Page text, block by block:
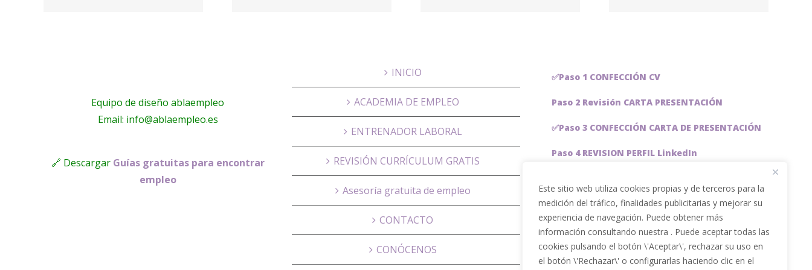
Este sitio web utiliza cookies propias y de terceros para la
medición del tráfico, finalidades publicitarias y mejorar su
experiencia de navegación. Puede obtener más
información consultando nuestra . Puede aceptar todas las
cookies pulsando el botón \'Aceptar\', rechazar su uso en
el botón \'Rechazar\' o configurarlas haciendo clic en el
Equipo de diseño ablaempleo
Email: info@ablaempleo.es
🔗 Descargar Guías gratuitas para encontrar
empleo
INICIO
ACADEMIA DE EMPLEO
ENTRENADOR LABORAL
REVISIÓN CURRÍCULUM GRATIS
Asesoría gratuita de empleo
CONTACTO
CONÓCENOS
✅Paso 1 CONFECCIÓN CV
Paso 2 Revisión CARTA PRESENTACIÓN
✅Paso 3 CONFECCIÓN CARTA DE PRESENTACIÓN
Paso 4 REVISION PERFIL LinkedIn
PACKS DE AHORRO
JOBAI, ASISTENTE DE IA PARA BUSCAR EMPLEO
Servicios especiales